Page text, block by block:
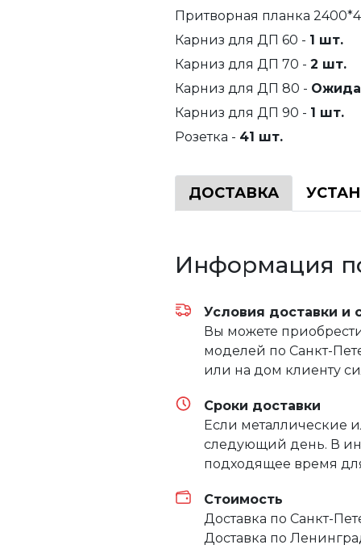
Притворная планка
Карниз для ДП 60 - 1 шт.
Карниз для ДП 70 - 2 шт.
Карниз для ДП 80 -
Карниз для ДП 90 - 1 шт.
Розетка - 41 шт.
ДОСТАВКА
Информация
Условия доставки и
Вы можете
моделей по Санкт-
или на дом клиенту
Сроки доставки
Если металлические
следующий день. В
подходящее время
Стоимость
Доставка по Санкт-
Доставка по